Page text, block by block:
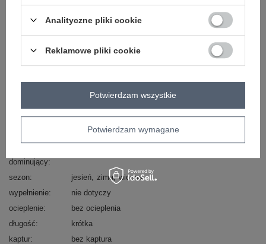
sposób prania : pranie w pralce w 30°C
Kod produktu
LK-KR-509267.15P
Marka
LAKERTA
typ produktu
kurtka przejściowa kurtka pikowana
casual
okazja
codzienne
gładki
dominujący
sezon jesień zima wiosna
wypełnienie
nie dotyczy
ocieplenie
bez ocieplenia
długość
krótka
kaptur
bez kaptura
Analityczne pliki cookie
Reklamowe pliki cookie
Potwierdzam wymagane
Potwierdzam wszystkie